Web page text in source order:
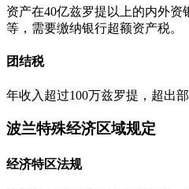
资产在40亿兹罗提以上的内外资
等，需要缴纳银行超额资产税。
团结税
年收入超过100万兹罗提，超出
波兰特殊经济区域规定
经济特区法规